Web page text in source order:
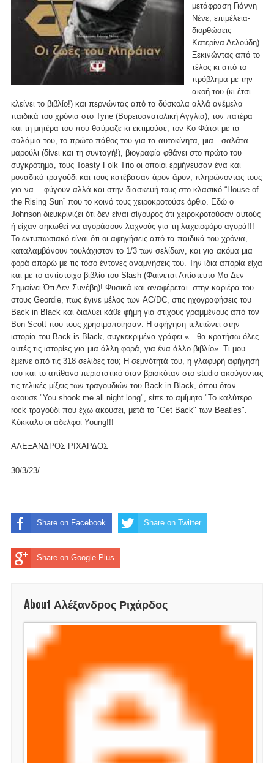
μετάφραση Γιάννη
Νένε, επιμέλεια-
διορθώσεις
Κατερίνα Λελούδη).
Ξεκινώντας από το
τέλος κι από το
πρόβλημα με την
ακοή του (κι έτσι
κλείνει το βιβλίο!) και περνώντας από τα δύσκολα αλλά ανέμελα
παιδικά του χρόνια στο Tyne (Βορειοανατολική Αγγλία), τον πατέρα
και τη μητέρα του που θαύμαζε κι εκτιμούσε, τον Κο Φάτσι με τα
σαλάμια του, το πρώτο πάθος του για τα αυτοκίνητα, μια…σαλάτα
μαρούλι (δίνει και τη συνταγή!), βιογραφία φθάνει στο πρώτο του
συγκρότημα, τους Toasty Folk Trio οι οποίοι ερμήνευσαν ένα και
μοναδικό τραγούδι και τους κατέβασαν άρον άρον, πληρώνοντας τους
για να …φύγουν αλλά και στην διασκευή τους στο κλασικό “House of
the Rising Sun” που το κοινό τους χειροκροτούσε όρθιο. Εδώ ο
Johnson διευκρινίζει ότι δεν είναι σίγουρος ότι χειροκροτούσαν αυτούς
ή είχαν σηκωθεί να αγοράσουν λαχνούς για τη λαχειοφόρο αγορά!!!
Το εντυπωσιακό είναι ότι οι αφηγήσεις από τα παιδικά του χρόνια,
καταλαμβάνουν τουλάχιστον το 1/3 των σελίδων, και για ακόμα μια
φορά απορώ με τις τόσο έντονες αναμνήσεις του. Την ίδια απορία είχα
και με το αντίστοιχο βιβλίο του Slash (Φαίνεται Απίστευτο Μα Δεν
Σημαίνει Ότι Δεν Συνέβη)! Φυσικά και αναφέρεται στην καριέρα του
στους Geordie, πως έγινε μέλος των AC/DC, στις ηχογραφήσεις του
Back in Black και διαλύει κάθε φήμη για στίχους γραμμένους από τον
Bon Scott που τους χρησιμοποίησαν. Η αφήγηση τελειώνει στην
ιστορία του Back is Black, συγκεκριμένα γράφει «…θα κρατήσω όλες
αυτές τις ιστορίες για μια άλλη φορά, για ένα άλλο βιβλίο». Τι μου
έμεινε από τις 318 σελίδες του; Η σεμνότητά του, η γλαφυρή αφήγησή
του και το απίθανο περιστατικό όταν βρισκόταν στο studio ακούγοντας
τις τελικές μίξεις των τραγουδιών του Back in Black, όπου όταν
ακουσε "You shook me all night long", είπε το αμίμητο "Το καλύτερο
rock τραγούδι που έχω ακούσει, μετά το "Get Back" των Beatles".
Κόκκαλο οι αδελφοί Young!!!
ΑΛΕΞΑΝΔΡΟΣ ΡΙΧΑΡΔΟΣ
30/3/23/
Share on Facebook Share on Twitter
Share on Google Plus
About Αλέξανδρος Ριχάρδος